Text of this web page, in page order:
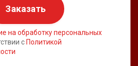
Заказать
на обработку персональных
с Политикой